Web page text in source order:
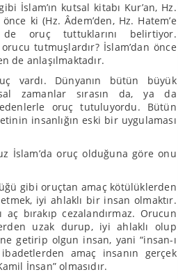
İslam’ın kutsal kitabı Kur’an, Hz.
ki (Hz. Âdem’den, Hz. Hatem’e
de oruç tuttuklarını belirtiyor.
tutmuşlardır? İslam’dan önce
de anlaşılmaktadır.
vardı. Dünyanın bütün büyük
zamanlar sırasın da, ya da
oruç tutuluyordu. Bütün
insanlığın eski bir uygulaması
oruç olduğuna göre onu
oruçtan amaç kötülüklerden
iyi ahlaklı bir insan olmaktır.
bırakıp cezalandırmaz. Orucun
uzak durup, iyi ahlaklı olup
getirip olgun insan, yani “insan-ı
amaç insanın gerçek
İnsan” olmasıdır.